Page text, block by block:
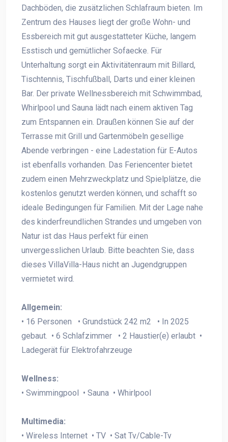
Dachböden, die zusätzlichen Schlafraum bieten. Im
Zentrum des Hauses liegt der große Wohn- und
Essbereich mit gut ausgestatteter Küche, langem
Esstisch und gemütlicher Sofaecke. Für
Unterhaltung sorgt ein Aktivitätenraum mit Billard,
Tischtennis, Tischfußball, Darts und einer kleinen
Bar. Der private Wellnessbereich mit Schwimmbad,
Whirlpool und Sauna lädt nach einem aktiven Tag
zum Entspannen ein. Draußen können Sie auf der
Terrasse mit Grill und Gartenmöbeln gesellige
Abende verbringen - eine Ladestation für E-Autos
ist ebenfalls vorhanden. Das Feriencenter bietet
zudem einen Mehrzweckplatz und Spielplätze, die
kostenlos genutzt werden können, und schafft so
ideale Bedingungen für Familien. Mit der Lage nahe
des kinderfreundlichen Strandes und umgeben von
Natur ist das Haus perfekt für einen
unvergesslichen Urlaub. Bitte beachten Sie, dass
dieses VillaVilla-Haus nicht an Jugendgruppen
vermietet wird.
Allgemein:
• 16 Personen • Grundstück 242 m2 • In 2025
gebaut. • 6 Schlafzimmer • 2 Haustier(e) erlaubt •
Ladegerät für Elektrofahrzeuge
Wellness:
• Swimmingpool • Sauna • Whirlpool
Multimedia:
• Wireless Internet • TV • Sat Tv/Cable-Tv